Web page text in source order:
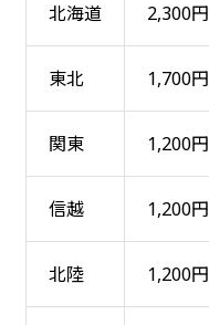
北海道 2,300円
東北 1,700円
関東 1,200円
信越 1,200円
北陸 1,200円